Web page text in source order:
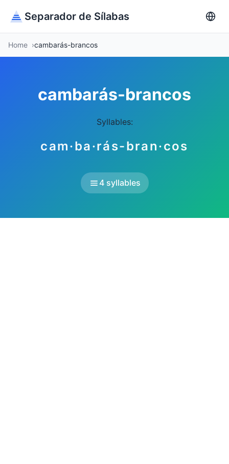
Separador de Sílabas
Home cambarás-brancos
cambarás-brancos
Syllables:
cam·ba·rás-bran·cos
4 syllables